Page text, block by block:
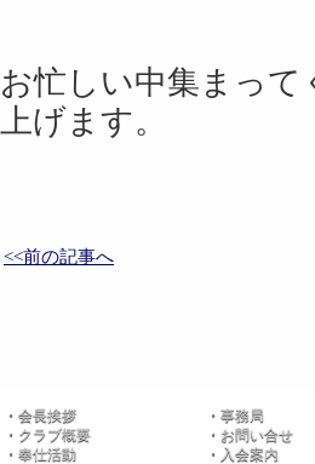
お忙しい中集まっ
上げます。
<<前の記事へ
・ 会長挨拶
・ クラブ概要
・ 奉仕活動
・ 事務局
・ お問い合せ
・ 入会案内